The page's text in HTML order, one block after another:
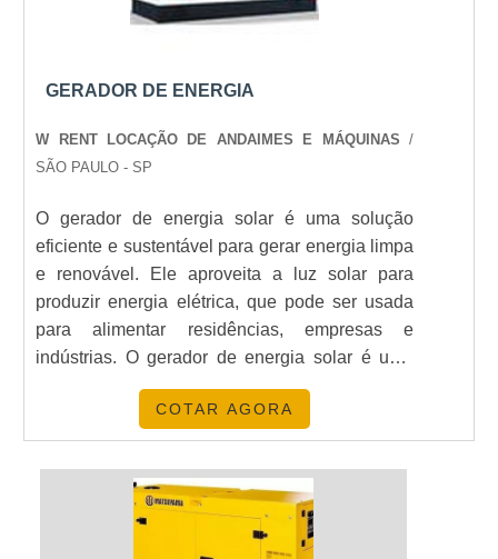
GERADOR DE ENERGIA
W RENT LOCAÇÃO DE ANDAIMES E MÁQUINAS/
SÃO PAULO - SP
O gerador de energia solar é uma solução
eficiente e sustentável para gerar energia limpa
e renovável. Ele aproveita a luz solar para
produzir energia elétrica, que pode ser usada
para alimentar residências, empresas e
indústrias. O gerador de energia solar é uma
alternativa econômica e ambientalmente
amigável para gerar energia limpa e renovável,
pois não emite gases poluentes e não depende
de combustíveis fósseis. Além disso, é uma
solução de baixo custo, pois não há
necessidade de manutenção ou custos de
COTAR AGORA